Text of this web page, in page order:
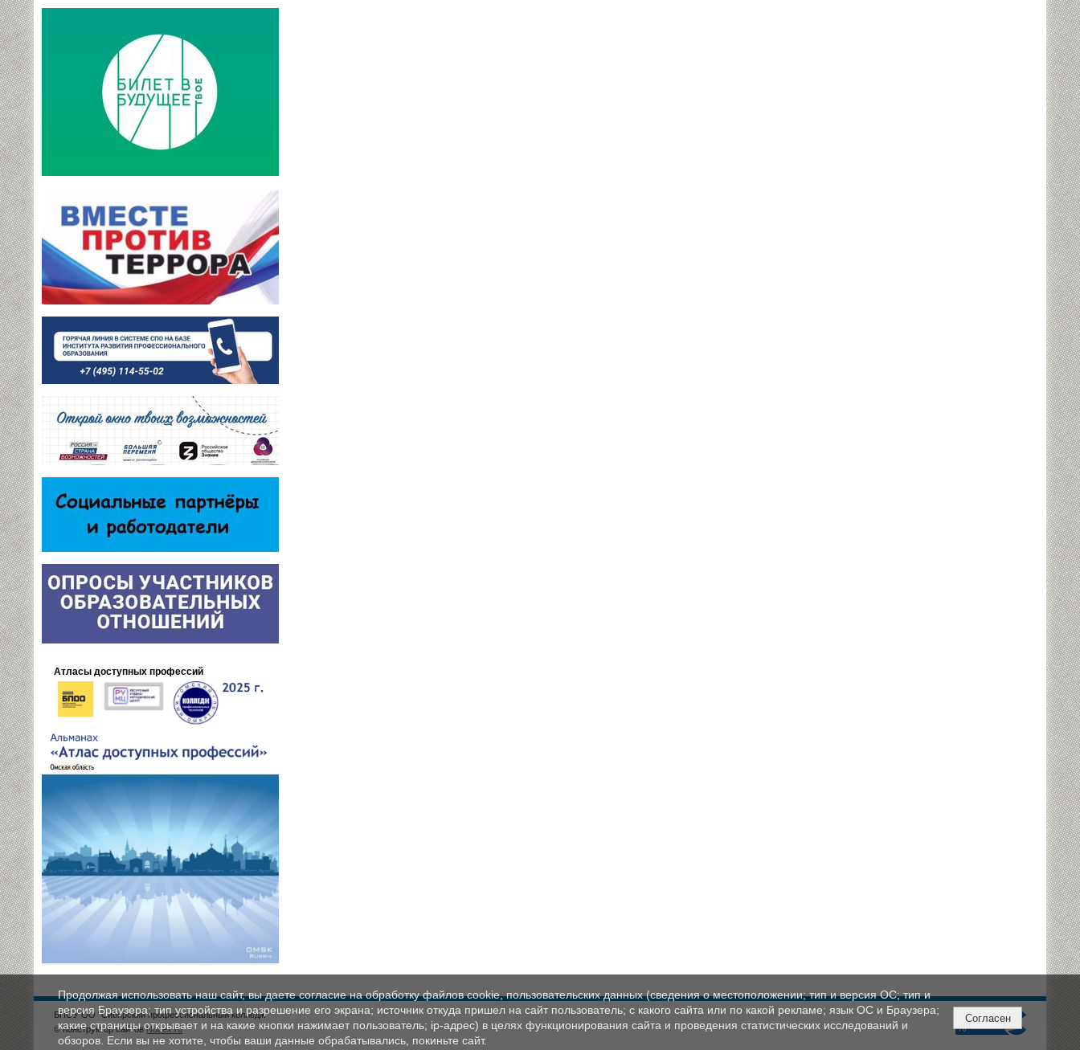
Атласы доступных профессий
БПОУ ОО "Сибирский профессиональный колледж"
© Конструктор сайтовNubex.ru
Продолжая использовать наш сайт, вы даете согласие на обработку файлов cookie, пользовательских данных (сведения о местоположении; тип и версия ОС; тип и
версия Браузера; тип устройства и разрешение его экрана; источник откуда пришел на сайт пользователь; с какого сайта или по какой рекламе; язык ОС и Браузера;
какие страницы открывает и на какие кнопки нажимает пользователь; ip-адрес) в целях функционирования сайта и проведения статистических исследований и
обзоров. Если вы не хотите, чтобы ваши данные обрабатывались, покиньте сайт.
Согласен